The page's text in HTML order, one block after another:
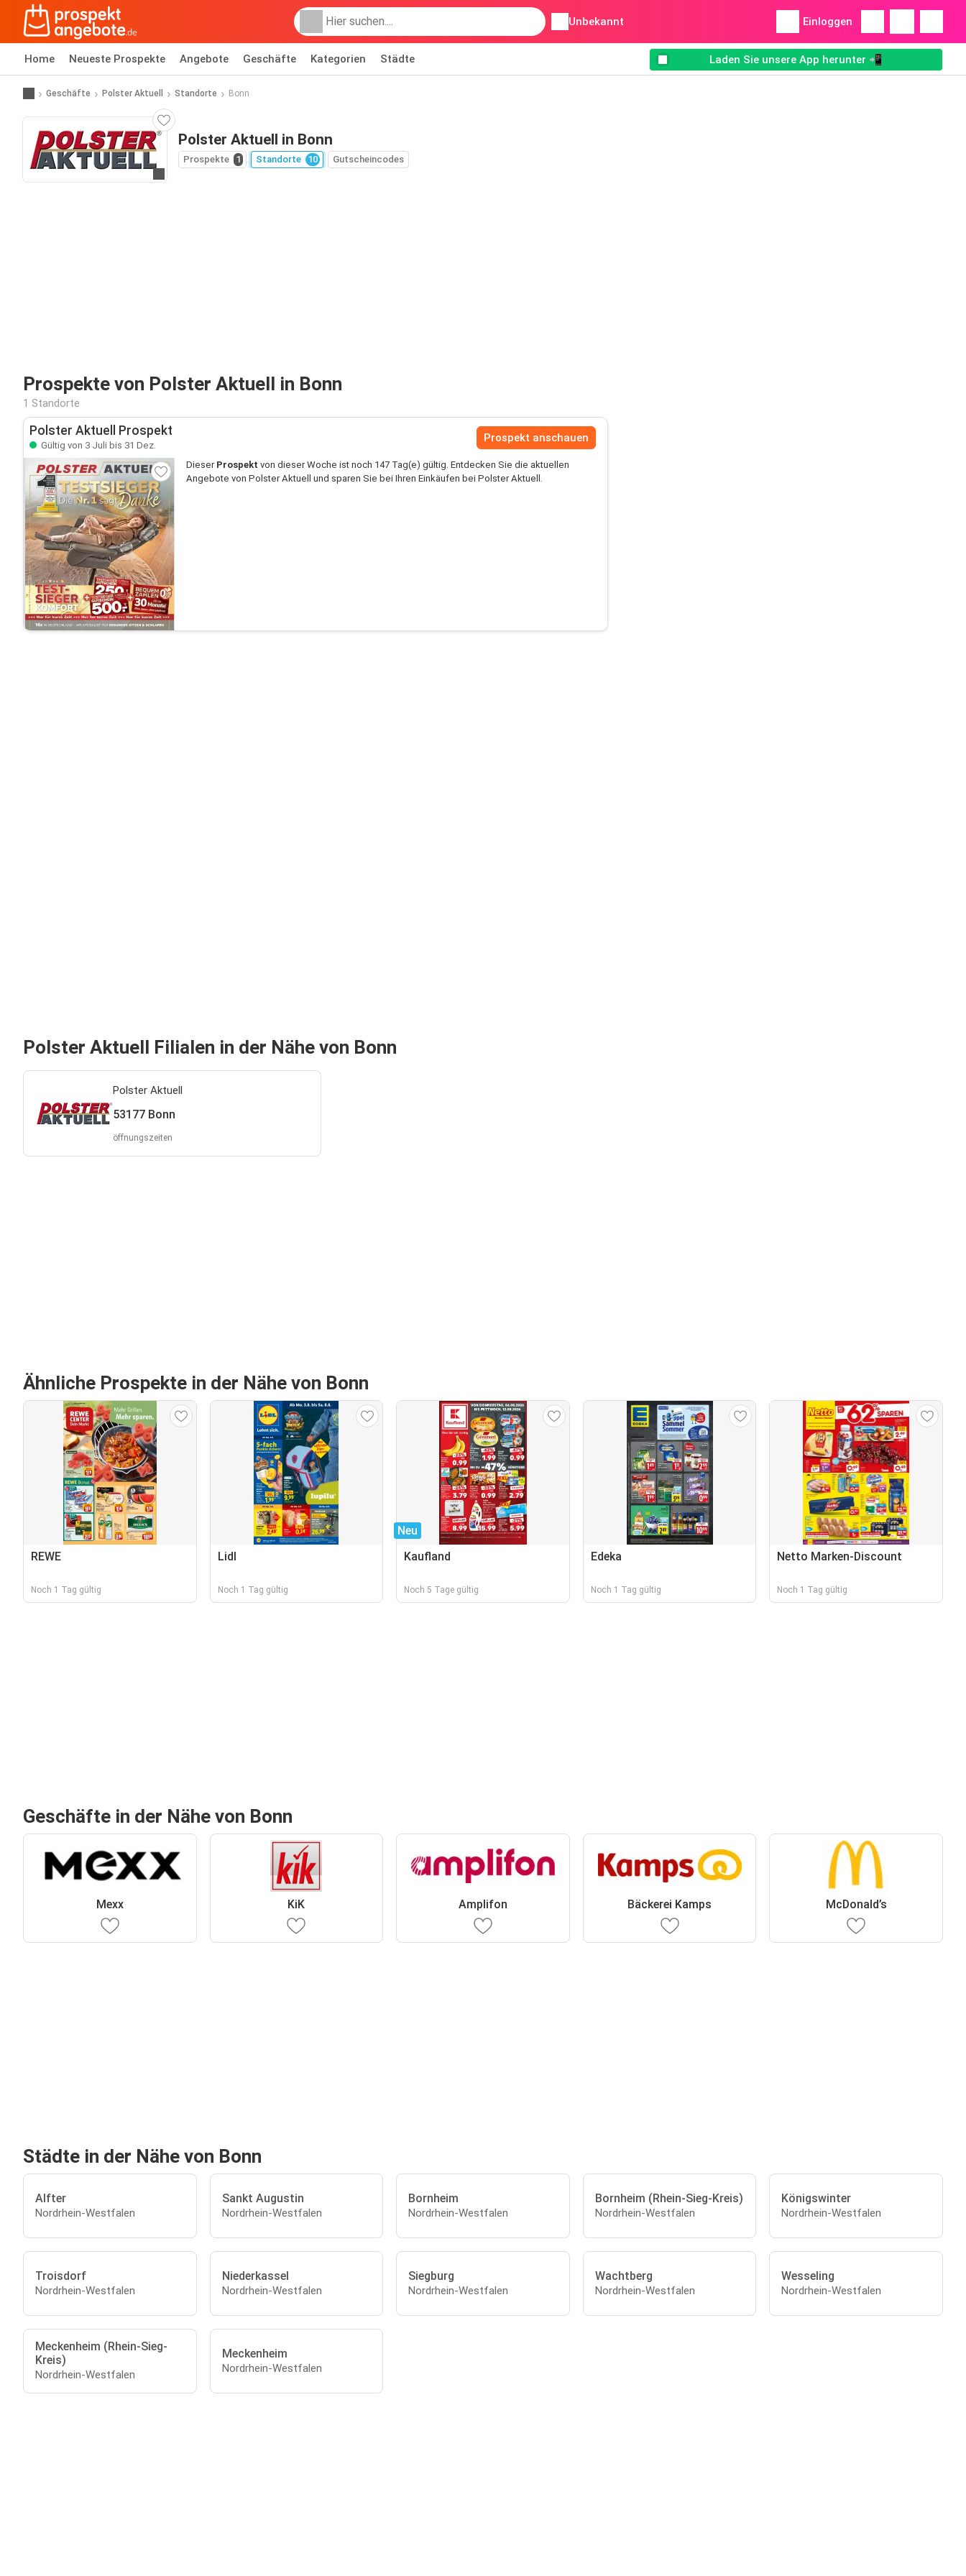
Unbekannt Einloggen
Home Neueste Prospekte Angebote Geschäfte Kategorien Städte Laden Sie unsere App herunter 📲
Geschäfte Polster Aktuell Standorte Bonn
Polster Aktuell in Bonn
Prospekte 1 Standorte 10 Gutscheincodes
Prospekte von Polster Aktuell in Bonn
1 Standorte
Polster Aktuell Prospekt
Gültig von 3 Juli bis 31 Dez.
Prospekt anschauen
Dieser Prospekt von dieser Woche ist noch 147 Tag(e) gültig. Entdecken Sie die aktuellen
Angebote von Polster Aktuell und sparen Sie bei Ihren Einkäufen bei Polster Aktuell.
Polster Aktuell Filialen in der Nähe von Bonn
Polster Aktuell
53177 Bonn
öffnungszeiten
Ähnliche Prospekte in der Nähe von Bonn
REWE
Noch 1 Tag gültig
Lidl
Noch 1 Tag gültig
Neu
Kaufland
Noch 5 Tage gültig
Edeka
Noch 1 Tag gültig
Netto Marken-Discount
Noch 1 Tag gültig
Geschäfte in der Nähe von Bonn
Mexx KiK Amplifon Bäckerei Kamps McDonald’s
Städte in der Nähe von Bonn
Alfter
Nordrhein-Westfalen
Sankt Augustin
Nordrhein-Westfalen
Bornheim
Nordrhein-Westfalen
Bornheim (Rhein-Sieg-Kreis)
Nordrhein-Westfalen
Königswinter
Nordrhein-Westfalen
Troisdorf
Nordrhein-Westfalen
Niederkassel
Nordrhein-Westfalen
Siegburg
Nordrhein-Westfalen
Wachtberg
Nordrhein-Westfalen
Wesseling
Nordrhein-Westfalen
Meckenheim (Rhein-Sieg-
Kreis)
Nordrhein-Westfalen
Meckenheim
Nordrhein-Westfalen